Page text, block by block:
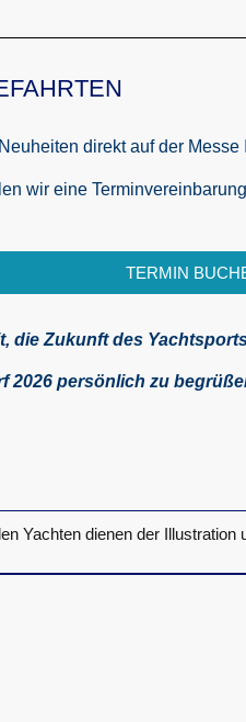
direkt auf der
wir eine
TERMIN
die Zukunft des
2026 persönlich zu
Yachten dienen der